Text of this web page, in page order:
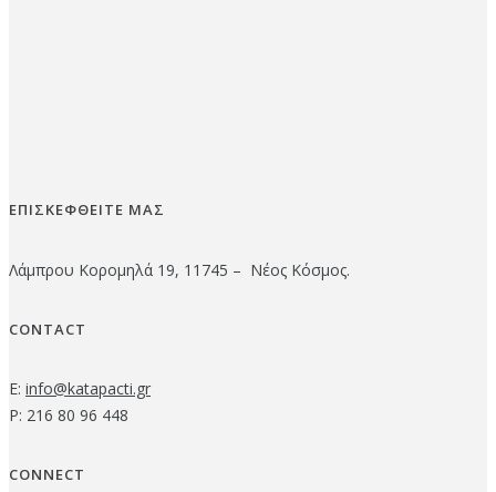
ΕΠΙΣΚΕΦΘΕΙΤΕ ΜΑΣ
Λάμπρου Κορομηλά 19, 11745 – Νέος Κόσμος.
CONTACT
E: info@katapacti.gr
P: 216 80 96 448
CONNECT